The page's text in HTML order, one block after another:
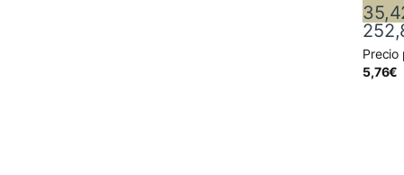
Precio
5,76€
Este